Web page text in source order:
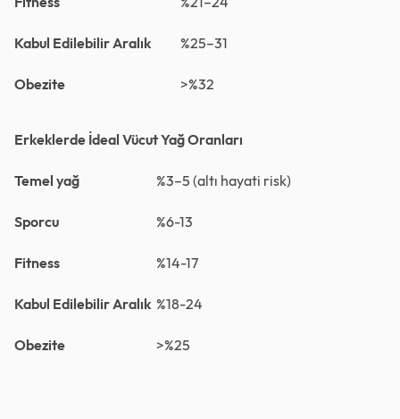
Kabul Edilebilir Aralık %25–31
Obezite >%32
Erkeklerde İdeal Vücut Yağ Oranları
Temel yağ %3–5 (altı hayati risk)
Sporcu %6-13
Fitness %14-17
Kabul Edilebilir Aralık %18-24
Obezite >%25